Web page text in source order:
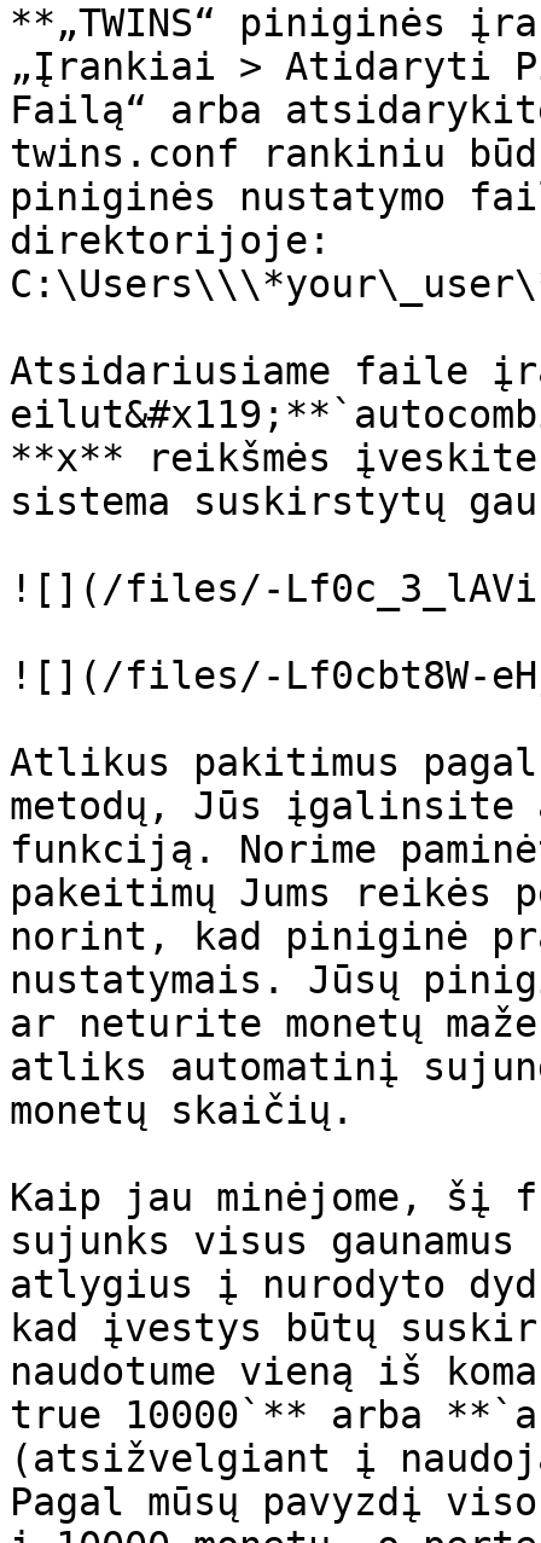
**„TWINS“ piniginės
„Įrankiai > Atidaryti
Failą“ arba
twins.conf rankiniu
piniginės nustatymo
direktorijoje:
Atsidariusiame faile
**x** reikšmės
sistema suskirstytų
![](/files/-Lf0c_3_lAVi-
![](/files/-Lf0cbt8W-
Atlikus pakitimus
metodų, Jūs įgalinsite
funkciją. Norime
pakeitimų Jums reikės
norint, kad piniginė
nustatymais. Jūsų
ar neturite monetų
atliks automatinį
monetų skaičių.
Kaip jau minėjome, šį
sujunks visus
atlygius į nurodyto
kad įvestys būtų
naudotume vieną iš
true 10000`** arba
(atsižvelgiant į
Pagal mūsų pavyzdį